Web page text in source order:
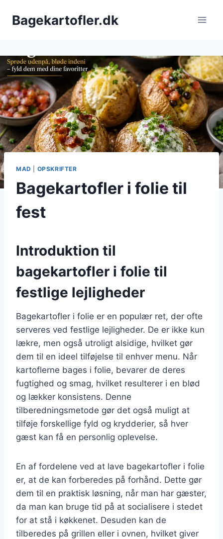
Bagekartofler.dk
MAD OPSKRIFTER
Bagekartofler i folie til
fest
Introduktion til
bagekartofler i folie til
festlige lejligheder
Bagekartofler i folie er en populær ret, der ofte
serveres ved festlige lejligheder. De er ikke kun
lækre, men også utroligt alsidige, hvilket gør
dem til en ideel tilføjelse til enhver menu. Når
kartoflerne bages i folie, bevarer de deres
fugtighed og smag, hvilket resulterer i en blød
og lækker konsistens. Denne
tilberedningsmetode gør det også muligt at
tilføje forskellige fyld og krydderier, så hver
gæst kan få en personlig oplevelse.
En af fordelene ved at lave bagekartofler i folie
er, at de kan forberedes på forhånd. Dette gør
dem til en praktisk løsning, når man har gæster,
da man kan bruge tid på at socialisere i stedet
for at stå i køkkenet. Desuden kan de
tilberedes på grillen eller i ovnen, hvilket giver